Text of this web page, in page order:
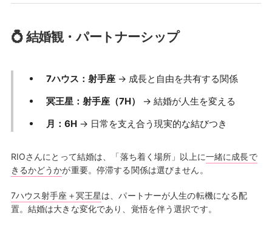
💍 結婚観・パートナーシップ
7ハウス：射手座→ 成長と自由を共有する関係
冥王星：射手座（7H）
→ 結婚が人生を変える
月：6H→ 日常を支え合う現実的な結びつき
RIOさんにとって結婚は、「落ち着く場所」以上に一緒に成長で
きるかどうかが重要。停滞する関係は選びません。
7ハウス射手座＋冥王星は、パートナーが人生の転機になる配
置。結婚は大きな変化であり、覚悟を伴う選択です。